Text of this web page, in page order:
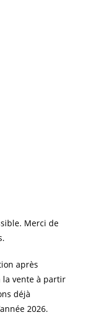
Merci de
après
la vente à partir
déjà
2026.